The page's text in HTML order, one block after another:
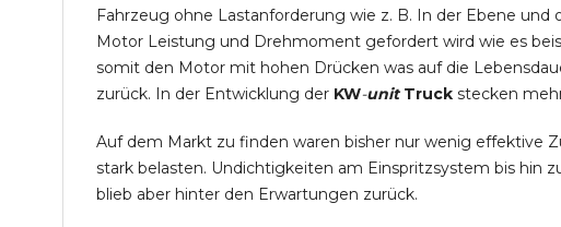
Fahrzeug ohne Lastanforderung wie z. B. In der Ebene
Motor Leistung und Drehmoment gefordert wird wie es
somit den Motor mit hohen Drücken was auf die
zurück. In der Entwicklung der KW-unit Truck stecken
Auf dem Markt zu finden waren bisher nur wenig effektive
stark belasten. Undichtigkeiten am Einspritzsystem bis hin
blieb aber hinter den Erwartungen zurück.